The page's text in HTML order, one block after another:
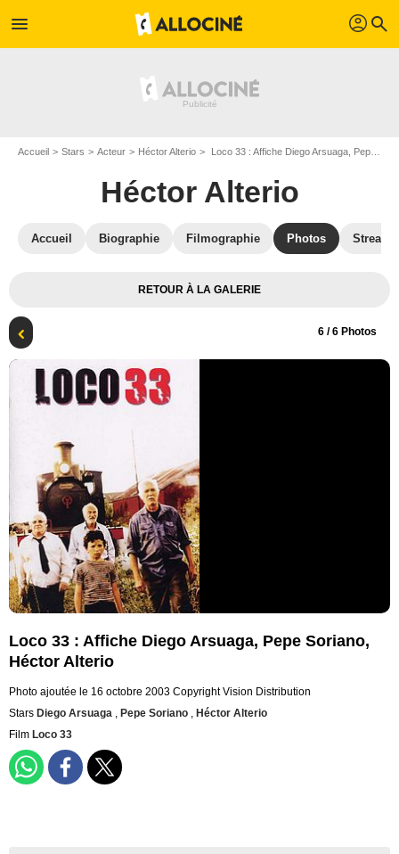
menu profil search
Accueil Stars Acteur Héctor Alterio Loco 33 : Affiche Diego Arsuaga, Pepe Soriano, Héctor Alterio
Héctor Alterio
Accueil Biographie Filmographie Photos
RETOUR À LA GALERIE
6 / 6 Photos
Loco 33 : Affiche Diego Arsuaga, Pepe Soriano,
Héctor Alterio
Photo ajoutée le 16 octobre 2003 Copyright Vision Distribution
Stars Diego Arsuaga , Pepe Soriano , Héctor Alterio
Film Loco 33